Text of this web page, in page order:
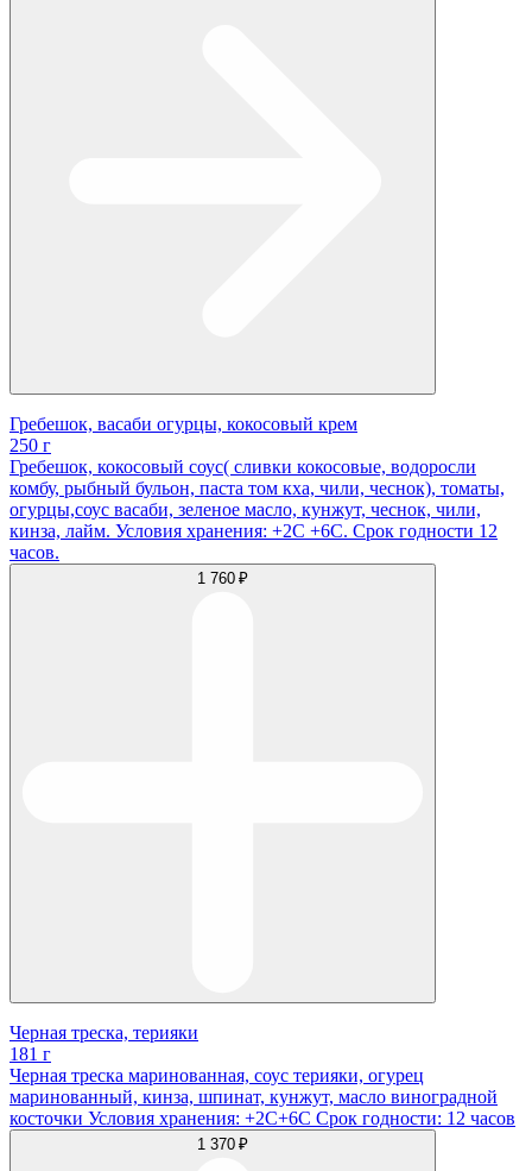
Гребешок, васаби огурцы, кокосовый крем
250 г
Гребешок, кокосовый соус( сливки кокосовые, водоросли
комбу, рыбный бульон, паста том кха, чили, чеснок), томаты,
огурцы,соус васаби, зеленое масло, кунжут, чеснок, чили,
кинза, лайм. Условия хранения: +2С +6С. Срок годности 12
часов.
1 760 ₽
Черная треска, терияки
181 г
Черная треска маринованная, соус терияки, огурец
маринованный, кинза, шпинат, кунжут, масло виноградной
косточки Условия хранения: +2С+6С Срок годности: 12 часов
1 370 ₽